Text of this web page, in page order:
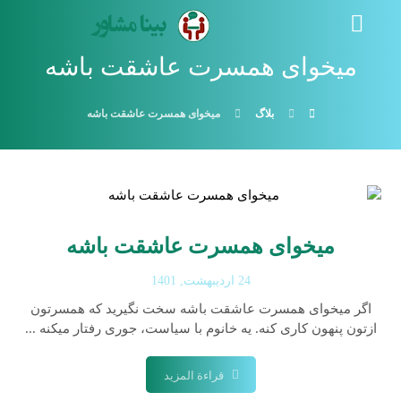
میخوای همسرت عاشقت باشه
بلاگ میخوای همسرت عاشقت باشه
میخوای همسرت عاشقت باشه
24 اردیبهشت, 1401
اگر میخوای همسرت عاشقت باشه سخت نگیرید که همسرتون
ازتون پنهون کاری کنه. یه خانوم با سیاست، جوری رفتار میکنه ...
قراءة المزيد